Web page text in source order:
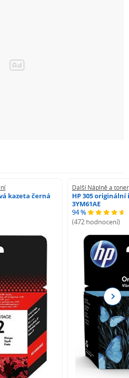
kazeta černá
Další Náplně a
HP 305
3YM61AE
94 %
(472 hodnocení)
Next